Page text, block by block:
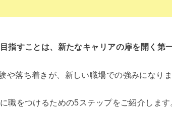
指すことは、新たなキャリアの扉を開く第一
や落ち着きが、新しい職場での強みになりま
職をつけるための5ステップをご紹介します